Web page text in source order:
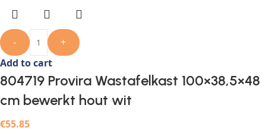
-
+
Add to cart
804719 Provira Wastafelkast 100×38,5×48
cm bewerkt hout wit
€55.85